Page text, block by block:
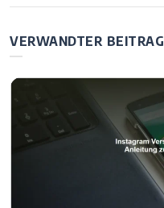
Fotos und Bildern
VERWANDTER BEITRAG